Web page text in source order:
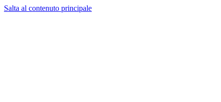
Salta al contenuto principale